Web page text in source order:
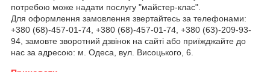
потребою може надати послугу "майстер-клас".
Для оформлення замовлення звертайтесь за телефонами:
+380 (68)-457-01-74, +380 (68)-457-01-74, +380 (63)-209-93-
94, замовте зворотний дзвінок на сайті або приїжджайте до
нас за адресою: м. Одеса, вул. Висоцького, 6.